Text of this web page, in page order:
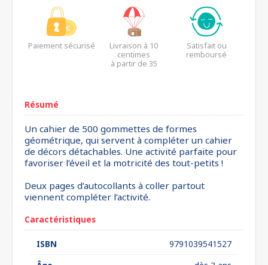
Paiement sécurisé
Livraison à 10
centimes
à partir de 35
Satisfait ou
remboursé
Résumé
Un cahier de 500 gommettes de formes
géométrique, qui servent à compléter un cahier
de décors détachables. Une activité parfaite pour
favoriser l’éveil et la motricité des tout-petits !
Deux pages d’autocollants à coller partout
viennent compléter l’activité.
Caractéristiques
ISBN
9791039541527